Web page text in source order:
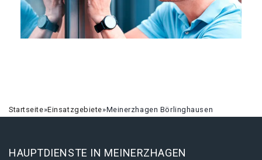
Startseite»Einsatzgebiete»Meinerzhagen Börlinghausen
HAUPTDIENSTE IN MEINERZHAGEN